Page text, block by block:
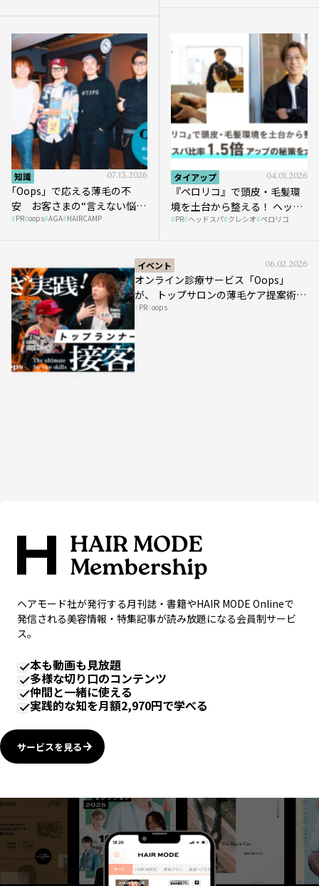
知識 07.13.2026
｢Oops」で応える薄毛の不
安 お客さまの“言えない悩
み”にどう向き合う？ ＃01
PR oops AGA HAIRCAMP
タイアップ 04.01.2026
『ペロリコ』で頭皮・毛髪環
境を土台から整える！ ヘッド
スパ比率1.5倍アップの秘策を
PR ヘッドスパ クレシオ ペロリコ
イベント 06.02.2026
オンライン診療サービス「Oops」
が、 トップサロンの薄毛ケア提案術を
HAIRCAMPで公開！
PR oops
ヘアモード社が発行する月刊誌・書籍やHAIR MODE Onlineで
発信される美容情報・特集記事が読み放題になる会員制サービ
ス。
本も動画も見放題
多様な切り口のコンテンツ
仲間と一緒に使える
実践的な知を月額2,970円で学べる
サービスを見る